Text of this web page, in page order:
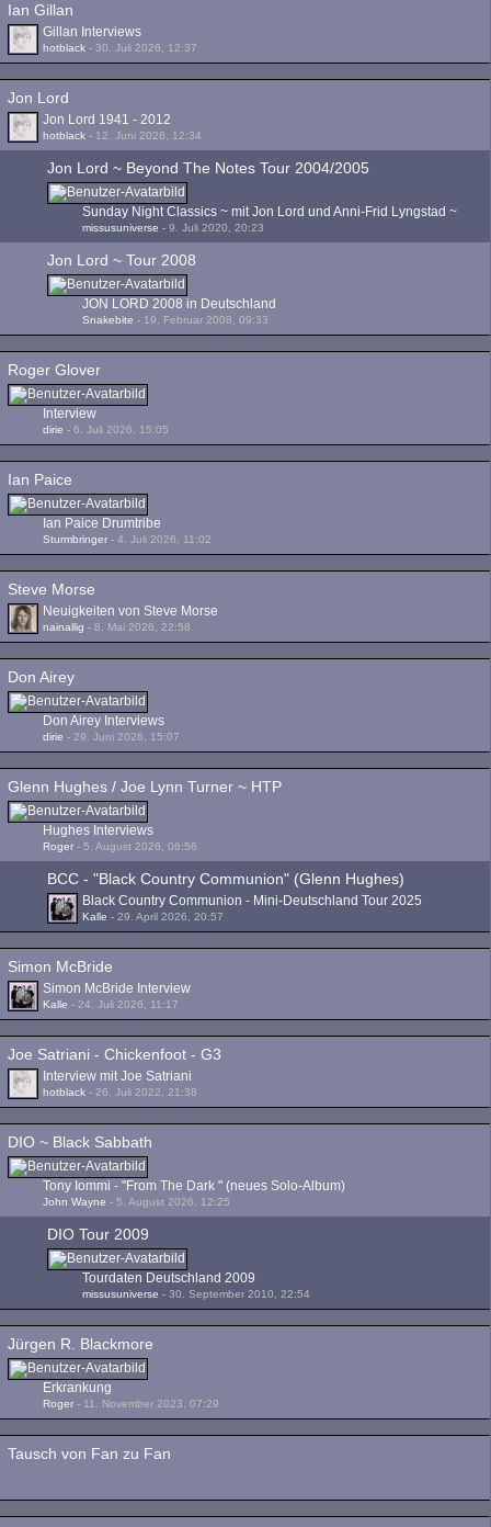
Ian Gillan
Gillan Interviews
hotblack - 30. Juli 2026, 12:37
Jon Lord
Jon Lord 1941 - 2012
hotblack - 12. Juni 2026, 12:34
Jon Lord ~ Beyond The Notes Tour 2004/2005
Sunday Night Classics ~ mit Jon Lord und Anni-Frid Lyngstad ~
missusuniverse - 9. Juli 2020, 20:23
Jon Lord ~ Tour 2008
JON LORD 2008 in Deutschland
Snakebite - 19. Februar 2008, 09:33
Roger Glover
Interview
dirie - 6. Juli 2026, 15:05
Ian Paice
Ian Paice Drumtribe
Sturmbringer - 4. Juli 2026, 11:02
Steve Morse
Neuigkeiten von Steve Morse
nainallig - 8. Mai 2026, 22:58
Don Airey
Don Airey Interviews
dirie - 29. Juni 2026, 15:07
Glenn Hughes / Joe Lynn Turner ~ HTP
Hughes Interviews
Roger - 5. August 2026, 06:56
BCC - "Black Country Communion" (Glenn Hughes)
Black Country Communion - Mini-Deutschland Tour 2025
Kalle - 29. April 2026, 20:57
Simon McBride
Simon McBride Interview
Kalle - 24. Juli 2026, 11:17
Joe Satriani - Chickenfoot - G3
Interview mit Joe Satriani
hotblack - 26. Juli 2022, 21:38
DIO ~ Black Sabbath
Tony Iommi - "From The Dark " (neues Solo-Album)
John Wayne - 5. August 2026, 12:25
DIO Tour 2009
Tourdaten Deutschland 2009
missusuniverse - 30. September 2010, 22:54
Jürgen R. Blackmore
Erkrankung
Roger - 11. November 2023, 07:29
Tausch von Fan zu Fan